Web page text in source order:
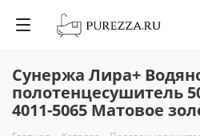
Сунержа Лира+
полотенцесушитель
4011-5065 Матовое